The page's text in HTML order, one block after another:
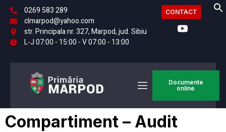
0269 583 289
clmarpod@yahoo.com
str. Principala nr. 327, Marpod, jud. Sibiu
L-J 07:00 - 15:00 - V 07:00 - 13:00
CONTACT
Documente
online
Compartiment – Audit